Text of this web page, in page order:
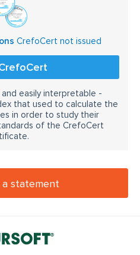
CrefoCert not issued
easily interpretable -
that used to calculate the
in order to study their
of the CrefoCert
a statement